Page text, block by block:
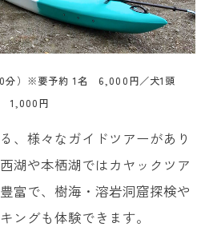
分）※要予約 1名 6,000円／犬1頭
1,000円
、様々なガイドツアーがあり
湖や本栖湖ではカヤックツア
富で、樹海・溶岩洞窟探検や
ングも体験できます。